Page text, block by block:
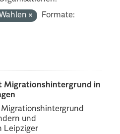
Formate:
Migrationshintergrund in
und
Leipziger